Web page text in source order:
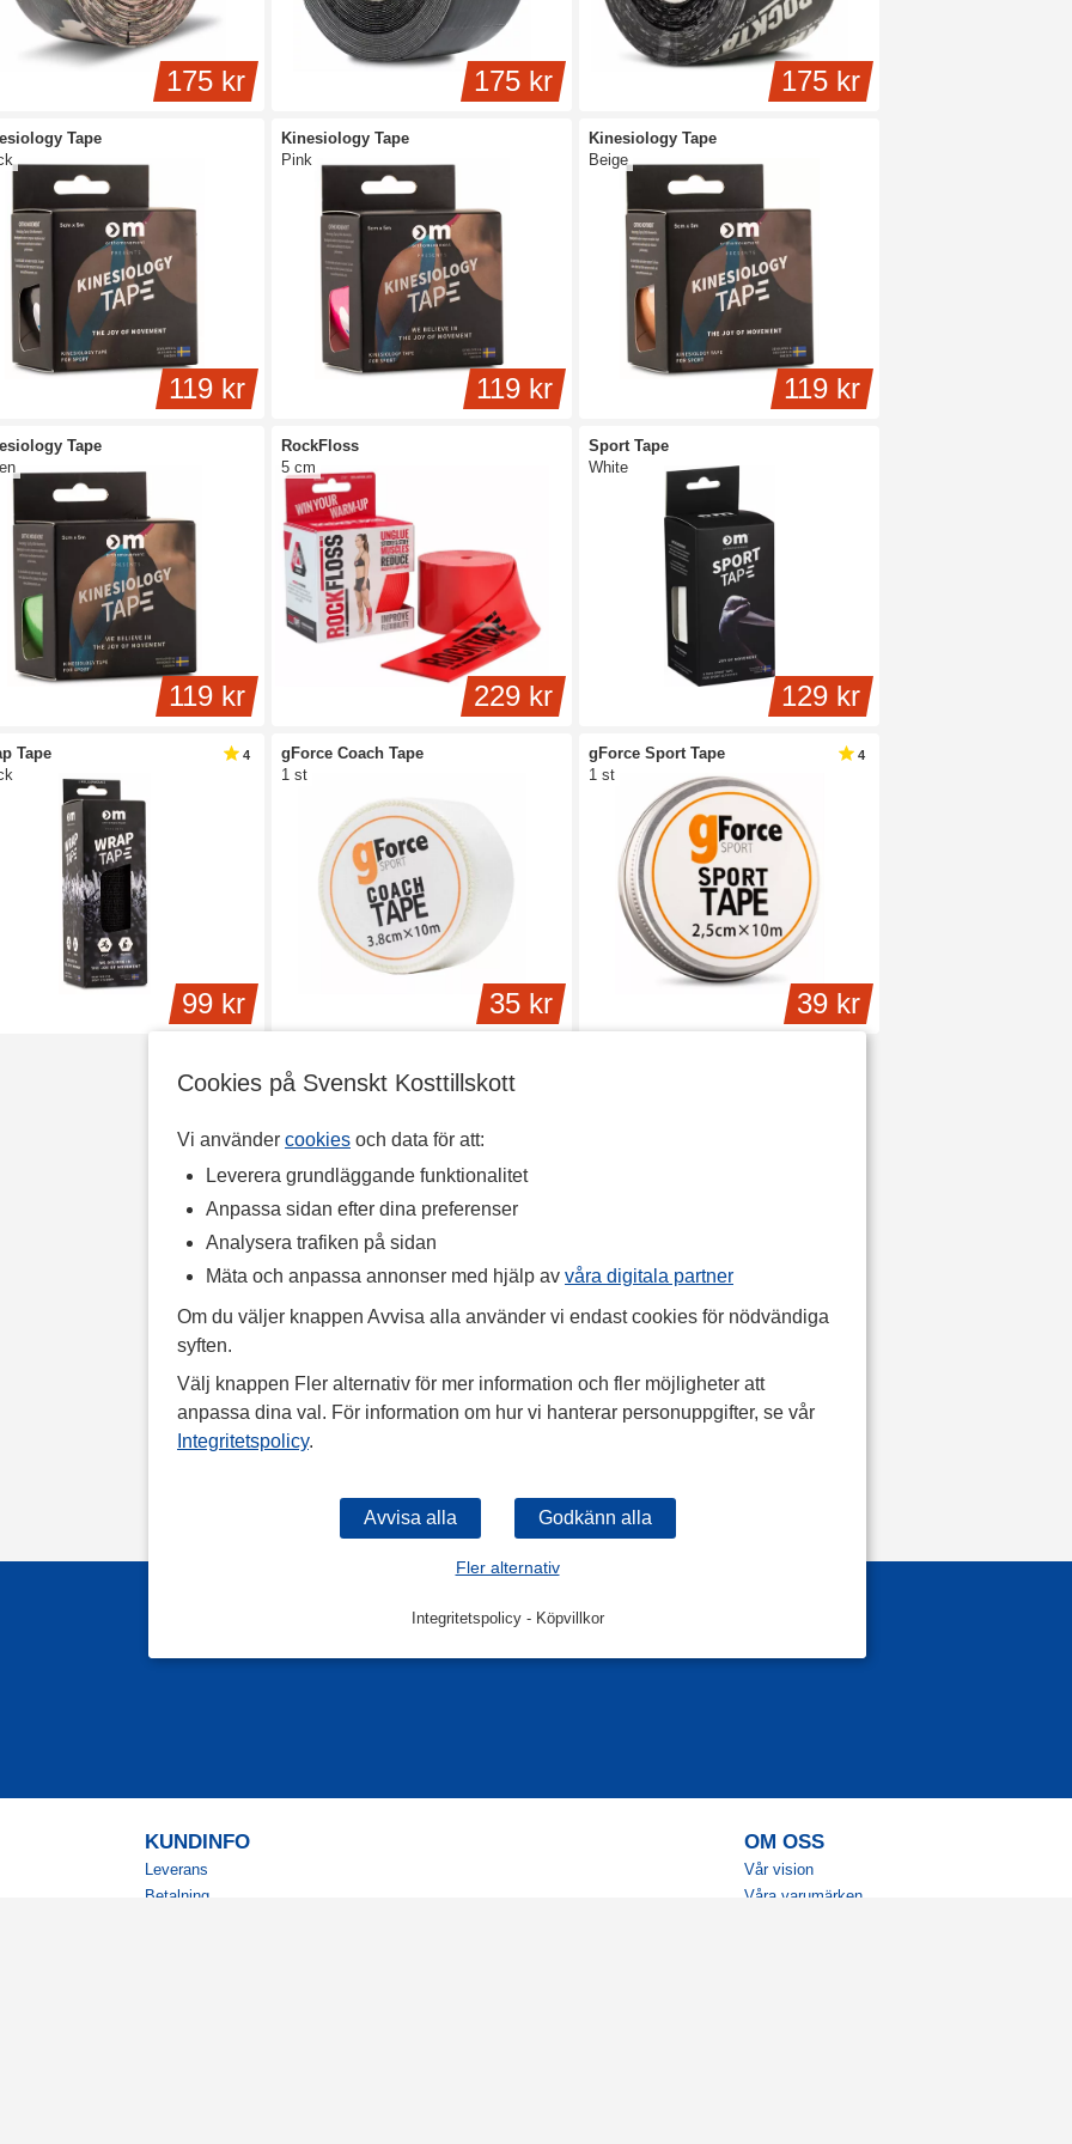
Cookies på Svenskt Kosttillskott
Vi använder cookies och data för att:
Leverera grundläggande funktionalitet
Anpassa sidan efter dina preferenser
Analysera trafiken på sidan
Mäta och anpassa annonser med hjälp av våra digitala partner
Om du väljer knappen Avvisa alla använder vi endast cookies för nödvändiga
syften.
Välj knappen Fler alternativ för mer information och fler möjligheter att
anpassa dina val. För information om hur vi hanterar personuppgifter, se vår
Integritetspolicy.
Fler alternativ
Integritetspolicy- Köpvillkor
175 kr 175 kr 175 kr
Tape
119 kr
Kinesiology Tape
Pink
119 kr
Kinesiology Tape
Beige
119 kr
Tape
119 kr
RockFloss
5 cm
229 kr
Sport Tape
White
129 kr
Tape
99 kr
4
gForce Coach Tape
1 st
35 kr
gForce Sport Tape
1 st
39 kr
4
KUNDINFO
Leverans
Betalning
OM OSS
Vår vision
Våra varumärken